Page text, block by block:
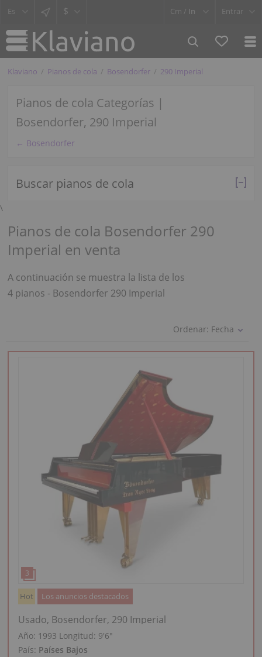
$ Cm / In Entrar
Klaviano Pianos de cola Bosendorfer 290 Imperial
Pianos de cola Categorías |
Bosendorfer, 290 Imperial
← Bosendorfer
Buscar pianos de cola
\
Pianos de cola Bosendorfer 290
Imperial en venta
A continuación se muestra la lista de los
4 pianos - Bosendorfer 290 Imperial
Ordenar: Fecha
Hot Los anuncios destacados
Usado, Bosendorfer, 290 Imperial
Año: 1993 Longitud: 9′6″
País: Países Bajos